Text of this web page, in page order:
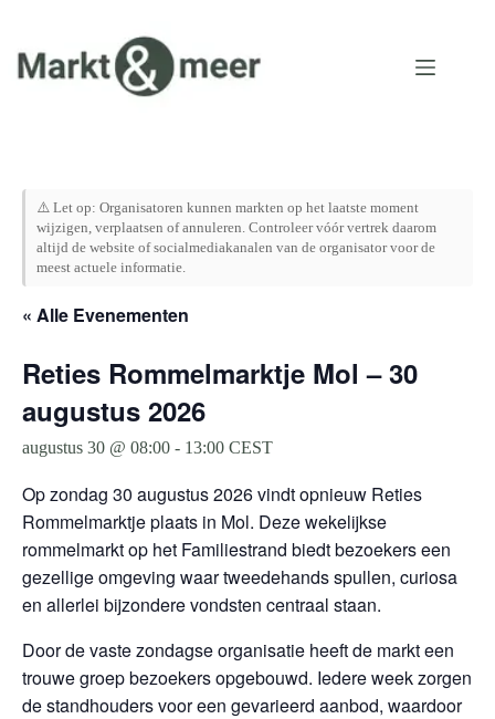
inhoud
⚠️ Let op: Organisatoren kunnen markten op het laatste moment
wijzigen, verplaatsen of annuleren. Controleer vóór vertrek daarom
altijd de website of socialmediakanalen van de organisator voor de
meest actuele informatie.
« Alle Evenementen
Reties Rommelmarktje Mol – 30
augustus 2026
augustus 30 @ 08:00 - 13:00 CEST
Op zondag 30 augustus 2026 vindt opnieuw Reties
Rommelmarktje plaats in Mol. Deze wekelijkse
rommelmarkt op het Familiestrand biedt bezoekers een
gezellige omgeving waar tweedehands spullen, curiosa
en allerlei bijzondere vondsten centraal staan.
Door de vaste zondagse organisatie heeft de markt een
trouwe groep bezoekers opgebouwd. Iedere week zorgen
de standhouders voor een gevarieerd aanbod, waardoor